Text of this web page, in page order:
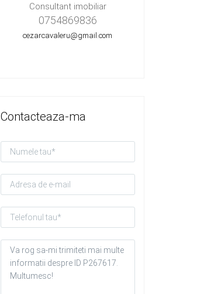
Consultant imobiliar
0754869836
cezarcavaleru@gmail.com
Contacteaza-ma